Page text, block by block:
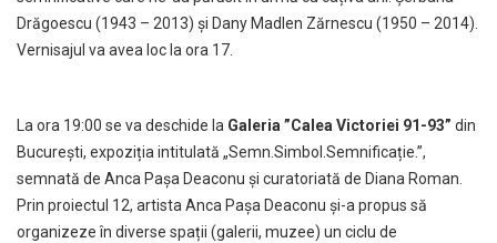
Drăgoescu (1943 – 2013) și Dany Madlen Zărnescu (1950 – 2014).
Vernisajul va avea loc la ora 17.
La ora 19:00 se va deschide la Galeria ”Calea Victoriei 91-93” din
București, expoziția intitulată „Semn.Simbol.Semnificație.”,
semnată de Anca Pașa Deaconu și curatoriată de Diana Roman.
Prin proiectul 12, artista Anca Pașa Deaconu și-a propus să
organizeze în diverse spații (galerii, muzee) un ciclu de